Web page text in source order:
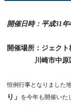
開催日時：平成31年
開催場所：ジェク
川崎市中原区
恒例行事となりました
り」 を今年も開催いた